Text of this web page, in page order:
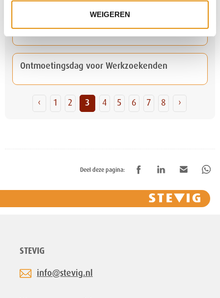
WEIGEREN
Kleine brand locatie De Schakel Oostrum snel
onder controle
Ontmoetingsdag voor Werkzoekenden
‹ 1 2 3 4 5 6 7 8 ›
Deel deze pagina:
STEVIG
info@stevig.nl